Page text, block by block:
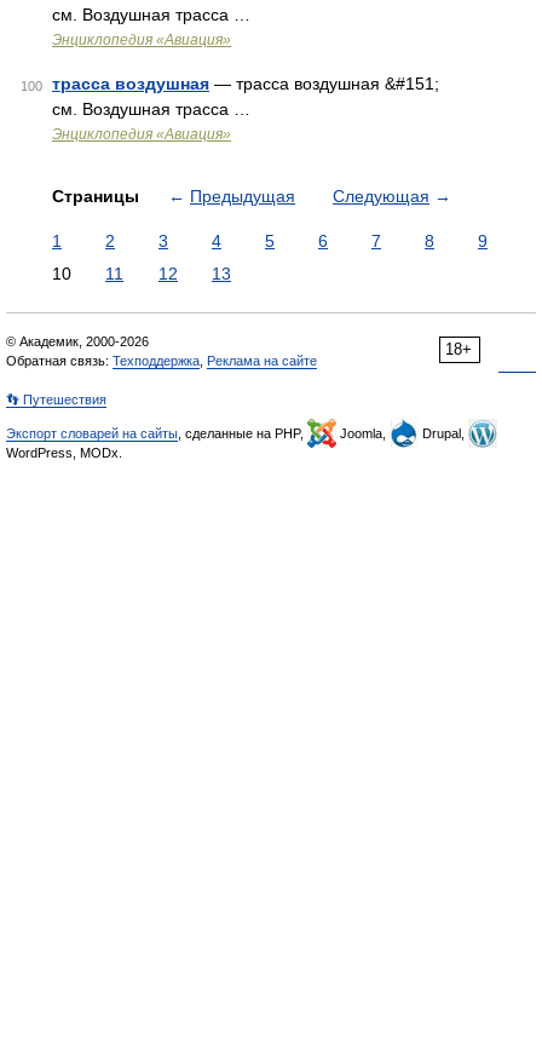
см. Воздушная трасса …
Энциклопедия «Авиация»
100 трасса воздушная — трасса воздушная &#151;
см. Воздушная трасса …
Энциклопедия «Авиация»
Страницы ← Предыдущая Следующая →
1 2 3 4 5 6 7 8
9
10
11 12 13
18+
© Академик, 2000-2026
Обратная связь: Техподдержка Реклама на сайте
👣 Путешествия
Экспорт словарей на сайты , сделанные на PHP, Joomla,
Drupal,
WordPress, MODx.